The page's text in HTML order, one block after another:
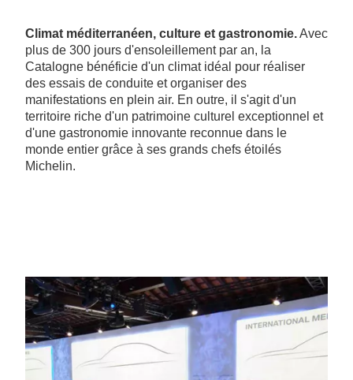
Climat méditerranéen, culture et gastronomie.Avec
plus de 300 jours d'ensoleillement par an, la
Catalogne bénéficie d'un climat idéal pour réaliser
des essais de conduite et organiser des
manifestations en plein air. En outre, il s'agit d'un
territoire riche d'un patrimoine culturel exceptionnel et
d'une gastronomie innovante reconnue dans le
monde entier grâce à ses grands chefs étoilés
Michelin.